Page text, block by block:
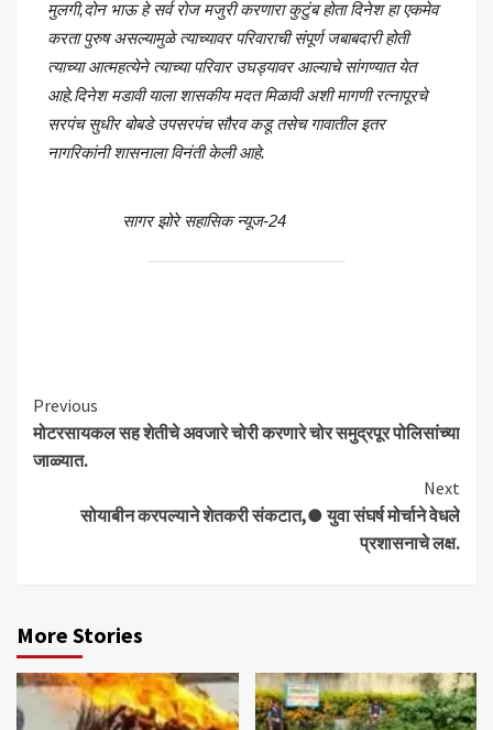
मुलगी,दोन भाऊ हे सर्व रोज मजुरी करणारा कुटुंब होता दिनेश हा एकमेव
करता पुरुष असल्यामुळे त्याच्यावर परिवाराची संपूर्ण जबाबदारी होती
त्याच्या आत्महत्येने त्याच्या परिवार उघड्यावर आल्याचे सांगण्यात येत
आहे.दिनेश मडावी याला शासकीय मदत मिळावी अशी मागणी रत्नापूरचे
सरपंच सुधीर बोबडे उपसरपंच सौरव कडू तसेच गावातील इतर
नागरिकांनी शासनाला विनंती केली आहे.
सागर झोरे सहासिक न्यूज-24
Continue
Reading
Previous
मोटरसायकल सह शेतीचे अवजारे चोरी करणारे चोर समुद्रपूर पोलिसांच्या
जाळ्यात.
Next
सोयाबीन करपल्याने शेतकरी संकटात,● युवा संघर्ष मोर्चाने वेधले
प्रशासनाचे लक्ष.
More Stories